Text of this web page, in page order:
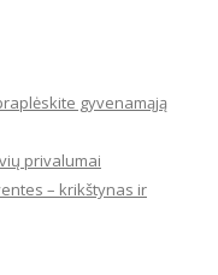
gyvenamąją
privalumai
– krikštynas ir